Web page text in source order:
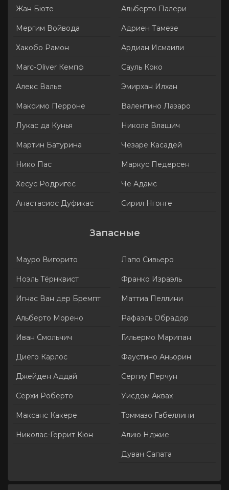
Жан Бюте
Мергим Войвода
Хакобо Рамон
Marc-Oliver Кемпф
Алекс Валье
Максимо Перроне
Лукас да Кунья
Мартин Батурина
Нико Пас
Хесус Родригес
Анастасиос Дуфикас
Альберто Палери
Адриен Тамезе
Ардиан Исмаили
Сауль Коко
Эмирхан Илхан
Валентино Лазаро
Никола Влашич
Чезаре Касадей
Маркус Педерсен
Че Адамс
Сирил Нгонге
Запасные
Мауро Вигорито
Ноэль Тёрнквист
Игнас Ван дер Бремпт
Альберто Морено
Иван Смольчич
Диего Карлос
Джейден Аддай
Серхи Роберто
Максанс Какере
Николас-Геррит Кюн
Лапо Сивьеро
Франко Израэль
Маттиа Пеллини
Рафаэль Обрадор
Гильермо Марипан
Фаустино Аньорин
Сергиу Перчун
Уисдом Аквах
Томмазо Габеллини
Алию Нджие
Дуван Сапата